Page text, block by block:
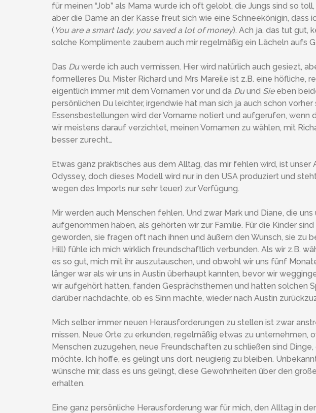
für meinen “Job” als Mama wurde ich oft gelobt, die Jungs sind so
aber die Dame an der Kasse freut sich wie eine Schneekönigin, dass
( You are a smart lady, you saved a lot of money). Ach ja, das tut gut,
solche Komplimente zaubern auch mir regelmäßig ein Lächeln aufs
Das Duwerde ich auch vermissen. Hier wird natürlich auch gesiezt,
formelleres Du. Mister Richard und Mrs Mareile ist z.B. eine höfliche,
eigentlich immer mit dem Vornamen vor und da Duund Sieeben
persönlichen Du leichter, irgendwie hat man sich ja auch schon
Essensbestellungen wird der Vorname notiert und aufgerufen, wenn
wir meistens darauf verzichtet, meinen Vornamen zu wählen, mit
besser zurecht…
Etwas ganz praktisches aus dem Alltag, das mir fehlen wird, ist unser
Odyssey, doch dieses Modell wird nur in den USA produziert und
wegen des Imports nur sehr teuer) zur Verfügung.
Mir werden auch Menschen fehlen. Und zwar Mark und Diane, die
aufgenommen haben, als gehörten wir zur Familie. Für die Kinder
geworden, sie fragen oft nach ihnen und äußern den Wunsch, sie zu
Hill) fühle ich mich wirklich freundschaftlich verbunden. Als wir z.B.
es so gut, mich mit ihr auszutauschen, und obwohl wir uns fünf
länger war als wir uns in Austin überhaupt kannten, bevor wir
wir aufgehört hatten, fanden Gesprächsthemen und hatten solchen
darüber nachdachte, ob es Sinn machte, wieder nach Austin
Mich selber immer neuen Herausforderungen zu stellen ist zwar
missen. Neue Orte zu erkunden, regelmäßig etwas zu unternehmen,
Menschen zuzugehen, neue Freundschaften zu schließen sind
möchte. Ich hoffe, es gelingt uns dort, neugierig zu bleiben.
wünsche mir, dass es uns gelingt, diese Gewohnheiten über den
erhalten.
Eine ganz persönliche Herausforderung war für mich, den Alltag in